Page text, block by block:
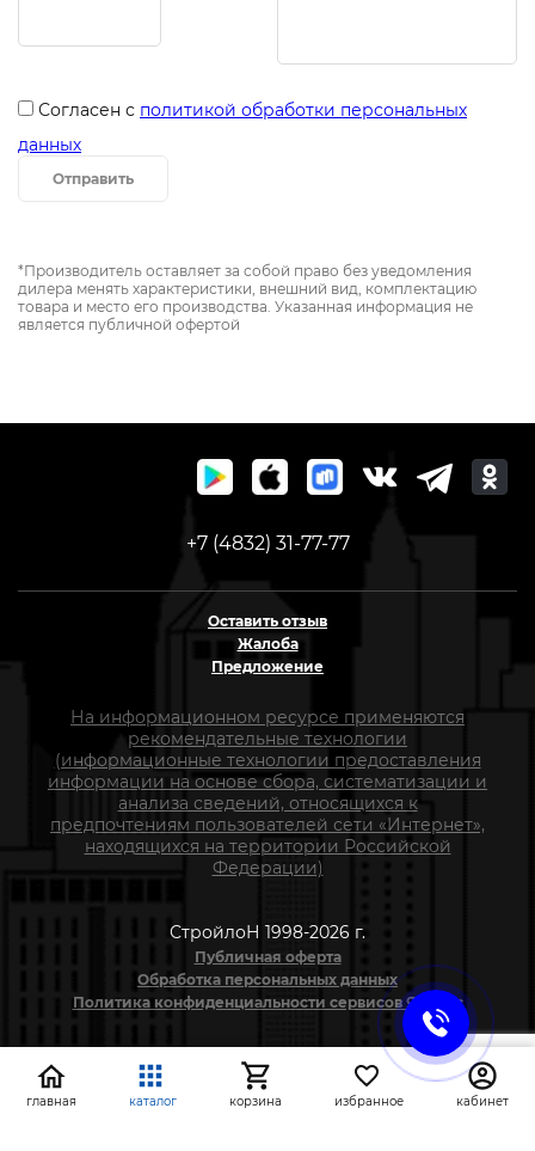
Согласен с политикой обработки персональных
данных
Отправить
*Производитель оставляет за собой право без уведомления
дилера менять характеристики, внешний вид, комплектацию
товара и место его производства. Указанная информация не
является публичной офертой
+7 (4832) 31-77-77
Оставить отзыв
Жалоба
Предложение
На информационном ресурсе применяются
рекомендательные технологии
(информационные технологии предоставления
информации на основе сбора, систематизации и
анализа сведений, относящихся к
предпочтениям пользователей сети «Интернет»,
находящихся на территории Российской
Федерации)
СтройлоН 1998-2026 г.
Публичная оферта
Обработка персональных данных
Политика конфиденциальности сервисов Яндекс
главная каталог корзина избранное кабинет